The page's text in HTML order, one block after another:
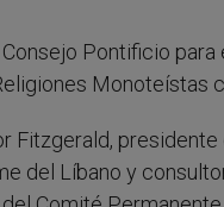
Pontificio
Monoteístas
presidente
del Líbano y